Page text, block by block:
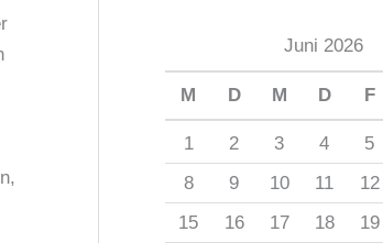
Juni 2026
M D M D F
1 2 3 4 5
8
9 10 11 12
15
16 17 18 19